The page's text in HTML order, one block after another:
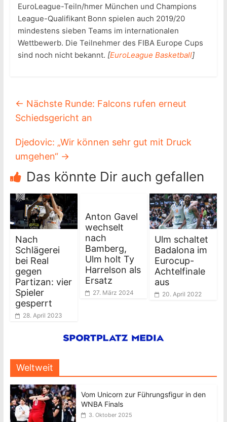
EuroLeague-Teiln/hmer München und Champions
League-Qualifikant Bonn spielen auch 2019/20
mindestens sieben Teams im internationalen
Wettbewerb. Die Teilnehmer des FIBA Europe Cups
sind noch nicht bekannt. [EuroLeague Basketball]
← Nächste Runde: Falcons rufen erneut
Schiedsgericht an
Djedovic: „Wir können sehr gut mit Druck
umgehen“ →
Das könnte Dir auch gefallen
Nach
Schlägerei
bei Real
gegen
Partizan: vier
Spieler
gesperrt
28. April 2023
Anton Gavel
wechselt
nach
Bamberg,
Ulm holt Ty
Harrelson als
Ersatz
27. März 2024
Ulm schaltet
Badalona im
Eurocup-
Achtelfinale
aus
20. April 2022
Weltweit
Vom Unicorn zur Führungsfigur in den
WNBA Finals
3. Oktober 2025